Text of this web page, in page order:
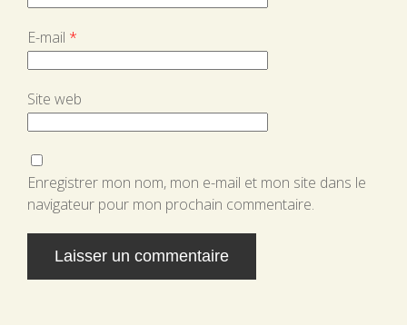
E-mail *
Site web
Enregistrer mon nom, mon e-mail et mon site dans le
navigateur pour mon prochain commentaire.